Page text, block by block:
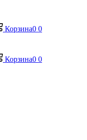
Корзина0 0
Корзина0 0